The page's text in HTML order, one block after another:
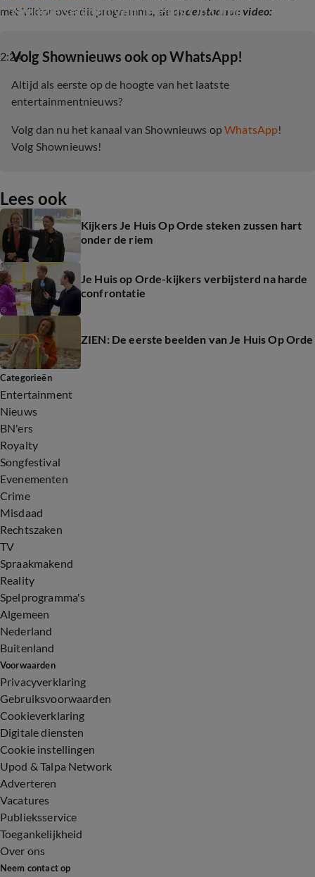
met Viktor over dit programma, zie onderstaande video:
2:24
Nieuwe seizoen van Je Huis Op Orde
‎Volg Shownieuws ook op WhatsApp!
Altijd als eerste op de hoogte van het laatste
entertainmentnieuws?
Volg dan nu het kanaal van Shownieuws opWhatsApp!
Volg Shownieuws!
Lees ook
Kijkers Je Huis Op Orde steken zussen hart
onder de riem
Je Huis op Orde-kijkers verbijsterd na harde
confrontatie
ZIEN: De eerste beelden van Je Huis Op Orde
Categorieën
Entertainment
Nieuws
BN'ers
Royalty
Songfestival
Evenementen
Crime
Misdaad
Rechtszaken
TV
Spraakmakend
Reality
Spelprogramma's
Algemeen
Nederland
Buitenland
Voorwaarden
Privacyverklaring
Gebruiksvoorwaarden
Cookieverklaring
Digitale diensten
Cookie instellingen
Upod & Talpa Network
Adverteren
Vacatures
Publieksservice
Toegankelijkheid
Over ons
Neem contact op